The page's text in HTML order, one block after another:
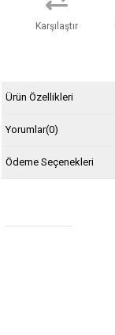
Karşılaştır
Ürün Özellikleri
Yorumlar(0)
Ödeme Seçenekleri